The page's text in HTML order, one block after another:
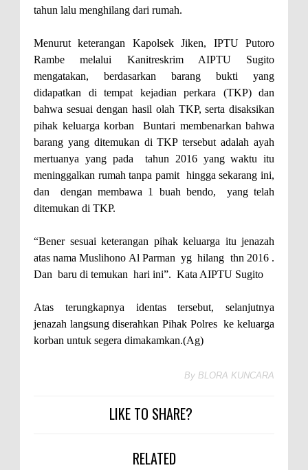
tahun lalu menghilang dari rumah.
Menurut keterangan Kapolsek Jiken, IPTU Putoro
Rambe melalui Kanitreskrim AIPTU Sugito
mengatakan, berdasarkan barang bukti yang
didapatkan di tempat kejadian perkara (TKP) dan
bahwa sesuai dengan hasil olah TKP, serta disaksikan
pihak keluarga korban
Buntari membenarkan bahwa
barang yang ditemukan di TKP tersebut adalah ayah
mertuanya yang pada
tahun 2016 yang waktu itu
meninggalkan rumah tanpa pamit hingga sekarang ini,
dan
dengan membawa 1 buah bendo,
yang telah
ditemukan di TKP.
“Bener sesuai keterangan pihak keluarga itu jenazah
atas namaMuslihono Al Parman yg hilang thn 2016 .
Dan baru di temukan hari ini”. Kata AIPTU Sugito
Atas terungkapnya identas tersebut, selanjutnya
jenazah langsung diserahkan Pihak Polres ke keluarga
korban untuk segera dimakamkan.(Ag)
By BLORA KUNCARA
LIKE TO SHARE?
RELATED